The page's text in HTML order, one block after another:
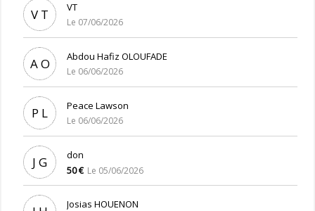
V T VT
Le 07/06/2026
A O Abdou Hafiz OLOUFADE
Le 06/06/2026
P L Peace Lawson
Le 06/06/2026
J G
don
50 € Le 05/06/2026
Josias HOUENON